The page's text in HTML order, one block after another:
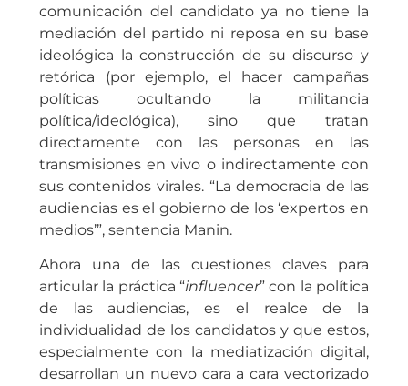
comunicación del candidato ya no tiene la
mediación del partido ni reposa en su base
ideológica la construcción de su discurso y
retórica (por ejemplo, el hacer campañas
políticas ocultando la militancia
política/ideológica), sino que tratan
directamente con las personas en las
transmisiones en vivo o indirectamente con
sus contenidos virales. “La democracia de las
audiencias es el gobierno de los ‘expertos en
medios’”, sentencia Manin.
Ahora una de las cuestiones claves para
articular la práctica “influencer” con la política
de las audiencias, es el realce de la
individualidad de los candidatos y que estos,
especialmente con la mediatización digital,
desarrollan un nuevo cara a cara vectorizado